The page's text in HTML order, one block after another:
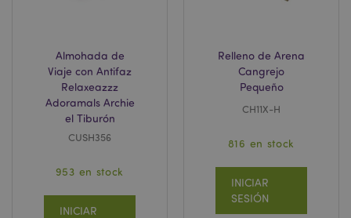
Almohada de
Viaje con Antifaz
Relaxeazzz
Adoramals Archie
el Tiburón
CUSH356
953 en stock
INICIAR
Relleno de Arena
Cangrejo
Pequeño
CH11X-H
816 en stock
INICIAR
SESIÓN